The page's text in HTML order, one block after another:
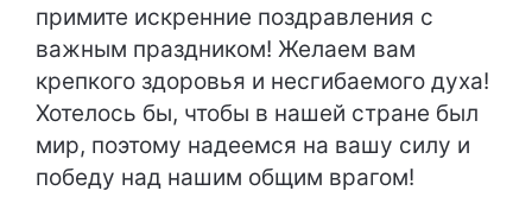
примите искренние поздравления с
важным праздником! Желаем вам
крепкого здоровья и несгибаемого духа!
Хотелось бы, чтобы в нашей стране был
мир, поэтому надеемся на вашу силу и
победу над нашим общим врагом!